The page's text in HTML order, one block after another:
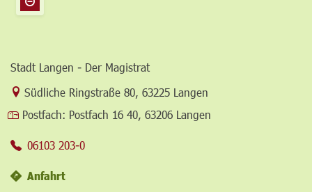
Stadt Langen - Der Magistrat
Link zur Google-Maps Navigation
Südliche Ringstraße 80 63225 Langen
Postfach: Postfach 16 40, 63206 Langen
06103 203-0
Anfahrt